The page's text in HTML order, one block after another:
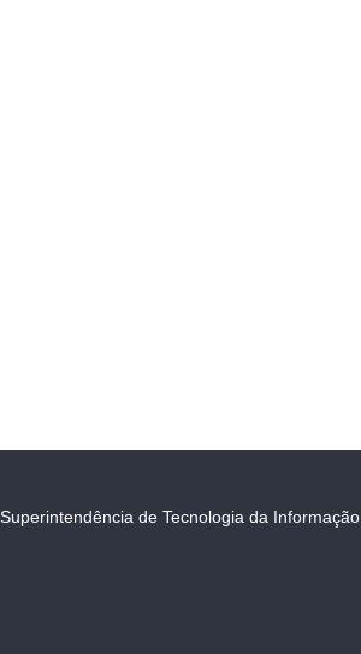
Superintendência de Tecnologia da Informação